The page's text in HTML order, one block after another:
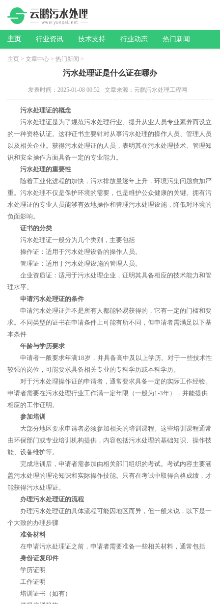
主页 行业资讯 技术支持 行业动态 热门新闻
主页 > 文章中心 > 热门新闻 >
污水处理证是什么证在哪办
发表时间：2025-01-08 00:52 文章来源：云鹏污水处理工程网
污水处理证的概念
污水处理证是为了规范污水处理行业、提升从业人员专业素养而设立
的一种资格认证。这种证书主要针对从事污水处理的操作人员、管理人员
以及相关企业。获得污水处理证的人员，表明其在污水处理技术、管理知
识和安全操作方面具备一定的专业能力。
污水处理的重要性
随着工业化进程的加快，污水排放量逐年上升，环境污染问题愈加严
重。污水处理不仅是保护环境的需要，也是维护公众健康的关键。拥有污
水处理证的专业人员能够有效地操作和管理污水处理设施，降低对环境的
负面影响。
证书的分类
污水处理证一般分为几个类别，主要包括
操作证：适用于污水处理设备的操作人员。
管理证：适用于污水处理设施的管理人员。
企业资质证：适用于污水处理企业，证明其具备相应的技术能力和管
理水平。
申请污水处理证的条件
申请污水处理证并不是所有人都能轻易获得的，它有一定的门槛和要
求。不同类型的证书在申请条件上可能有所不同，但申请者需满足以下基
本条件
年龄与学历要求
申请者一般要求年满18岁，并具备高中及以上学历。对于一些技术性
较强的岗位，可能要求具备相关专业的专科学历或本科学历。
对于污水处理操作证的申请者，通常要求具备一定的实际工作经验。
申请者需要在污水处理行业工作满一定年限（一般为1-3年），并能提供
相应的工作证明。
参加培训
大部分地区要求申请者必须参加相关的培训课程。这些培训课程通常
由环保部门或专业培训机构提供，内容包括污水处理的基础知识、操作技
能、设备维护等。
完成培训后，申请者需参加由相关部门组织的考试。考试内容主要涵
盖污水处理的理论知识和实际操作技能。只有在考试中取得合格成绩，才
能获得污水处理证。
办理污水处理证的流程
办理污水处理证的具体流程可能因地区而异，但一般来说，以下是一
个大致的办理步骤
准备材料
在申请污水处理证之前，申请者需要准备一些相关材料，通常包括
身份证复印件
学历证明
工作证明
培训证书（如有）